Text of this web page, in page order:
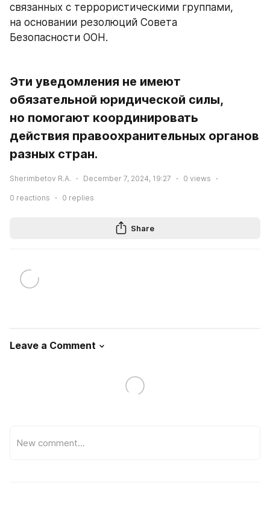
связанных с террористическими группами,
на основании резолюций Совета
Безопасности ООН.
Эти уведомления не имеют
обязательной юридической силы,
но помогают координировать
действия правоохранительных органов
разных стран.
Sherimbetov R.A. December 7, 2024, 19:27 0 views
0 reactions 0 replies
Share
Leave a Comment